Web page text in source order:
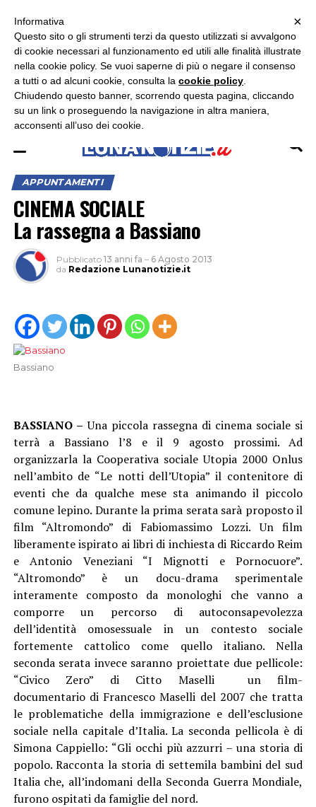
ASCOLTA RADIO LUNA
APPUNTAMENTI
CINEMA SOCIALE
La rassegna a Bassiano
Pubblicato 13 anni fa – 6 Agosto 2013
da Redazione Lunanotizie.it
Bassiano
BASSIANO – Una piccola rassegna di cinema sociale si
terrà a Bassiano l’8 e il 9 agosto prossimi. Ad
organizzarla la Cooperativa sociale Utopia 2000 Onlus
nell’ambito de “Le notti dell’Utopia” il contenitore di
eventi che da qualche mese sta animando il piccolo
comune lepino. Durante la prima serata sarà proposto il
film “Altromondo” di Fabiomassimo Lozzi. Un film
liberamente ispirato ai libri di inchiesta di Riccardo Reim
e Antonio Veneziani “I Mignotti e Pornocuore”.
“Altromondo” è un docu-drama sperimentale
interamente composto da monologhi che vanno a
comporre un percorso di autoconsapevolezza
dell’identità omosessuale in un contesto sociale
fortemente cattolico come quello italiano. Nella
seconda serata invece saranno proiettate due pellicole:
“Civico Zero” di Citto Maselli un film-
documentario di Francesco Maselli del 2007 che tratta
le problematiche della immigrazione e dell’esclusione
sociale nella capitale d’Italia. La seconda pellicola è di
Simona Cappiello: “Gli occhi più azzurri – una storia di
popolo. Racconta la storia di settemila bambini del sud
Italia che, all’indomani della Seconda Guerra Mondiale,
furono ospitati da famiglie del nord.
×
×
Informativa
Questo sito o gli strumenti terzi da questo utilizzati si avvalgono
di cookie necessari al funzionamento ed utili alle finalità illustrate
nella cookie policy. Se vuoi saperne di più o negare il consenso
a tutti o ad alcuni cookie, consulta la cookie policy
Chiudendo questo banner, scorrendo questa pagina, cliccando
su un link o proseguendo la navigazione in altra maniera,
acconsenti all’uso dei cookie.